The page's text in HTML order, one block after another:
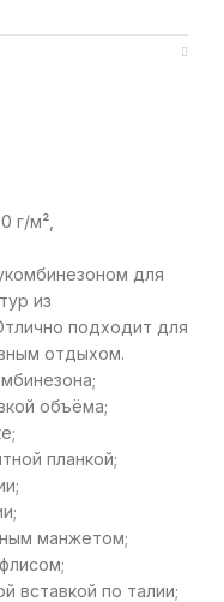
г/м²,
для
из
подходит для
отдыхом.
объёма;
планкой;
манжетом;
вставкой по талии;